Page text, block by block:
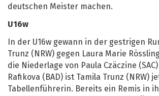
deutschen Meister machen.
U16w
In der U16w gewann in der gestrigen
Trunz (NRW) gegen Laura Marie
die Niederlage von Paula Czäczine
Rafikova (BAD) ist Tamila Trunz (NRW)
Tabellenführerin. Bereits ein Remis in